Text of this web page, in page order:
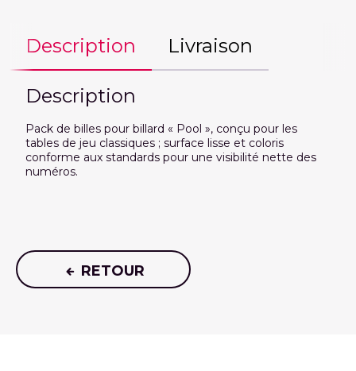
Description Livraison
Description
Pack de billes pour billard « Pool », conçu pour les
tables de jeu classiques ; surface lisse et coloris
conforme aux standards pour une visibilité nette des
numéros.
RETOUR